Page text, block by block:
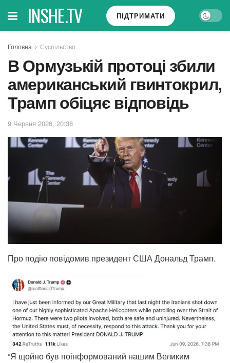
INSHE.TV ПІДТРИМАТИ
Головна Суспільство
В Ормузькій протоці збили
американський гвинтокрил,
Трамп обіцяє відповідь
9 Червня 2026, 20:38
Про подію повідомив президент США Дональд Трамп.
“Я щойно був поінформований нашим Великим